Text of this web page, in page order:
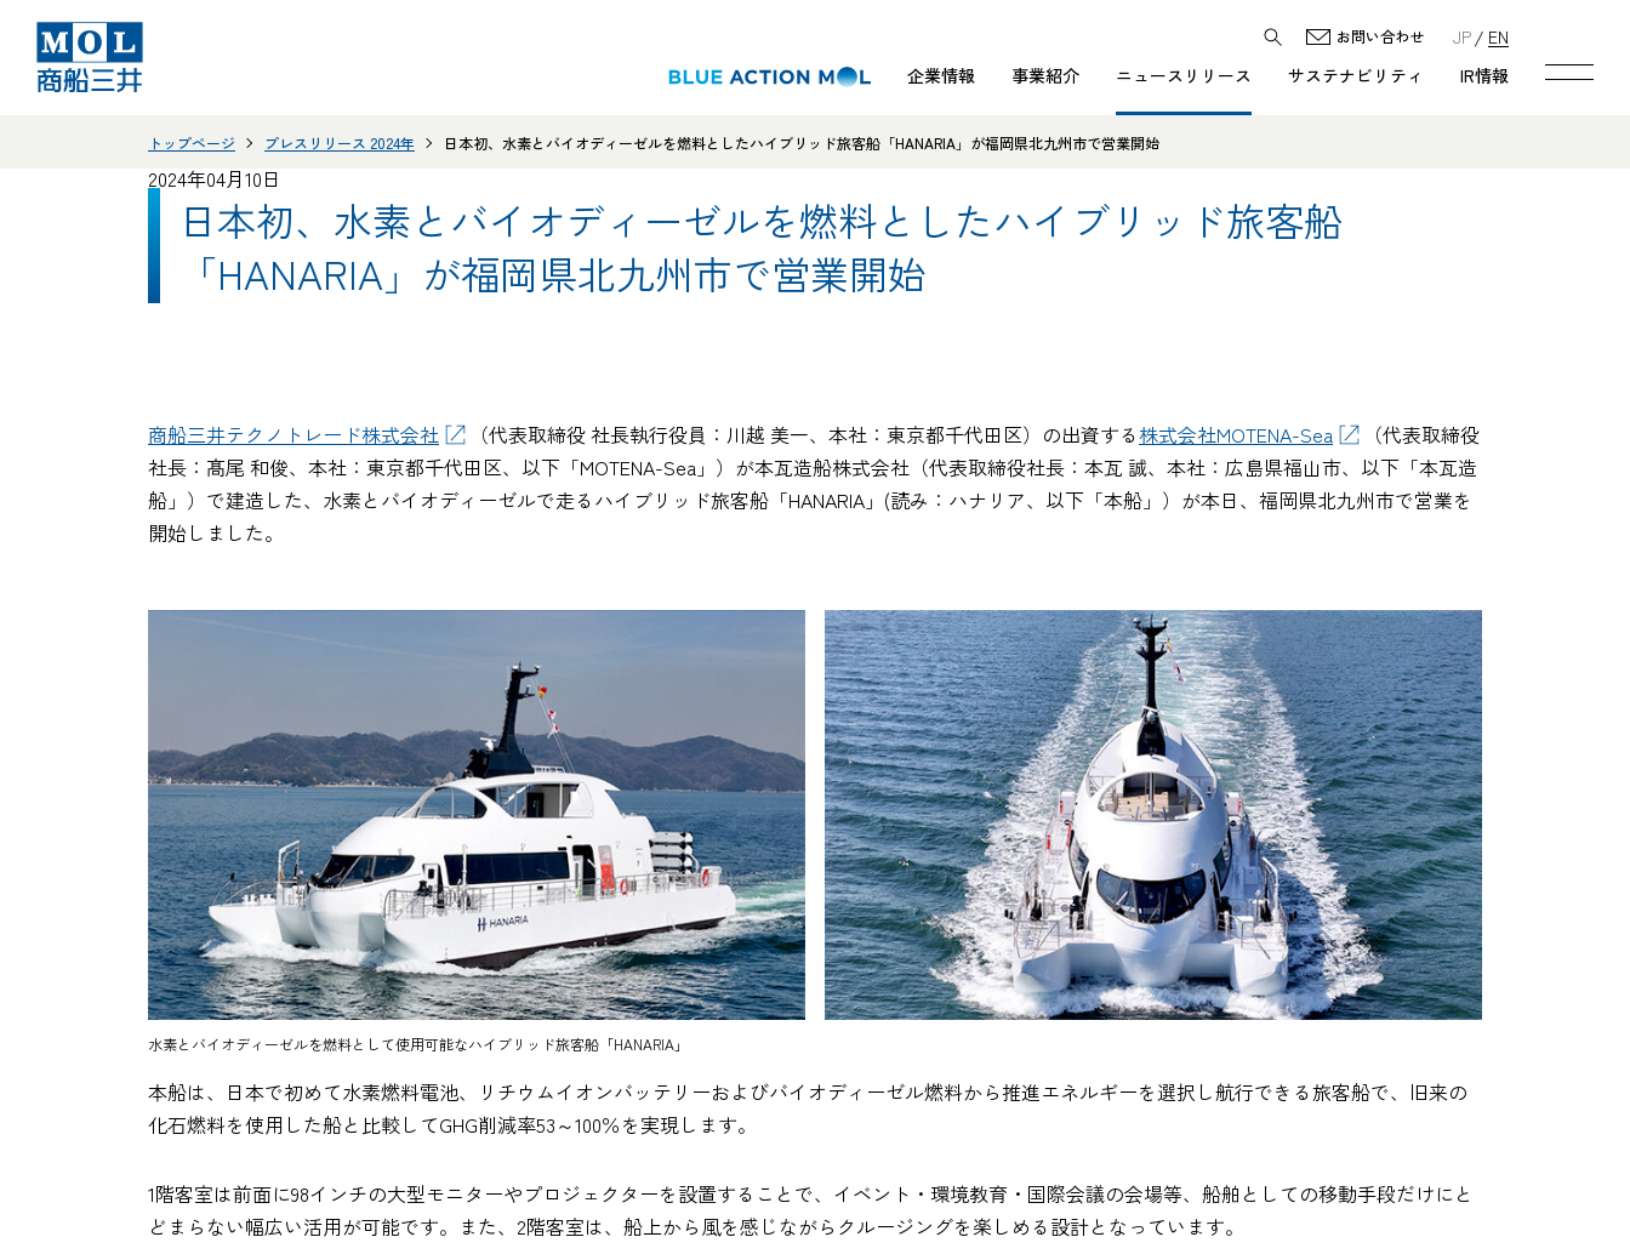
企業情報 事業紹介 ニュースリリース サステナビリティ IR情報
お問い合わせ JP EN
トップページ プレスリリース 2024年 日本初、水素とバイオディーゼルを燃料としたハイブリッド旅客船「HANARIA」が福岡県北九州市で営業開始
2024年04月10日
日本初、水素とバイオディーゼルを燃料としたハイブリッド旅客船
「HANARIA」が福岡県北九州市で営業開始
商船三井テクノトレード株式会社 （代表取締役 社長執行役員：川越 美一、本社：東京都千代田区）の出資する株式会社MOTENA-Sea
（代表取締役
社長：髙尾 和俊、本社：東京都千代田区、以下「MOTENA-Sea」）が本瓦造船株式会社（代表取締役社長：本瓦 誠、本社：広島県福山市、以下「本瓦造
船」）で建造した、水素とバイオディーゼルで走るハイブリッド旅客船「HANARIA」(読み：ハナリア、以下「本船」）が本日、福岡県北九州市で営業を
開始しました。
水素とバイオディーゼルを燃料として使用可能なハイブリッド旅客船「HANARIA」
本船は、日本で初めて水素燃料電池、リチウムイオンバッテリーおよびバイオディーゼル燃料から推進エネルギーを選択し航行できる旅客船で、旧来の
化石燃料を使用した船と比較してGHG削減率53～100％を実現します。
1階客室は前面に98インチの大型モニターやプロジェクターを設置することで、イベント・環境教育・国際会議の会場等、船舶としての移動手段だけにと
どまらない幅広い活用が可能です。また、2階客室は、船上から風を感じながらクルージングを楽しめる設計となっています。